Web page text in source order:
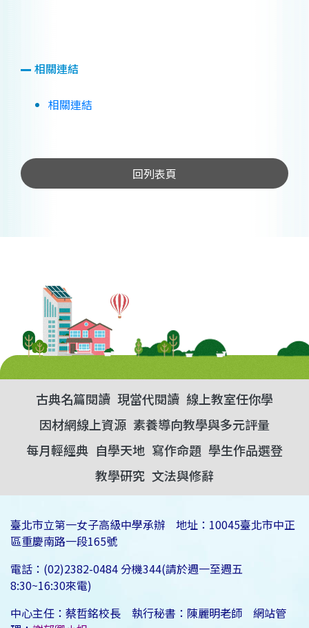
相關連結
相關連結
回列表頁
古典名篇閱讀 現當代閱讀 線上教室任你學
因材網線上資源 素養導向教學與多元評量
每月輕經典 自學天地 寫作命題 學生作品選登
教學研究 文法與修辭
臺北市立第一女子高級中學承辦 地址：10045臺北市中正
區重慶南路一段165號
電話：(02)2382-0484 分機344(請於週一至週五
8:30~16:30來電)
中心主任：蔡哲銘校長 執行秘書：陳麗明老師 網站管